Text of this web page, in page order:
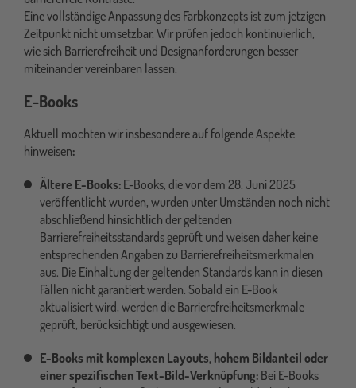
Eine vollständige Anpassung des Farbkonzepts ist zum jetzigen
Zeitpunkt nicht umsetzbar. Wir prüfen jedoch kontinuierlich,
wie sich Barrierefreiheit und Designanforderungen besser
miteinander vereinbaren lassen.
E-Books
Aktuell möchten wir insbesondere auf folgende Aspekte
hinweisen:
Ältere E-Books: E-Books, die vor dem 28. Juni 2025
veröffentlicht wurden, wurden unter Umständen noch nicht
abschließend hinsichtlich der geltenden
Barrierefreiheitsstandards geprüft und weisen daher keine
entsprechenden Angaben zu Barrierefreiheitsmerkmalen
aus. Die Einhaltung der geltenden Standards kann in diesen
Fällen nicht garantiert werden. Sobald ein E-Book
aktualisiert wird, werden die Barrierefreiheitsmerkmale
geprüft, berücksichtigt und ausgewiesen.
E-Books mit komplexen Layouts, hohem Bildanteil oder
einer spezifischen Text-Bild-Verknüpfung: Bei E-Books